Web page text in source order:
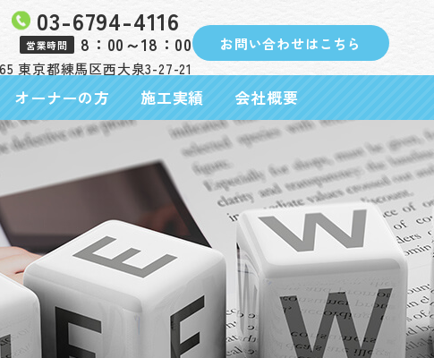
03-6794-4116
営業時間 8：00～18：00
東京都練馬区西大泉3-27-21
お問い合わせはこちら
オーナーの方 施工実績 会社概要